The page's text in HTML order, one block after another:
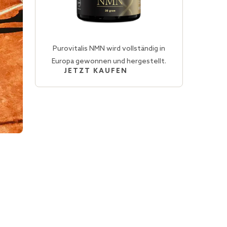
Purovitalis NMN wird vollständig in
Europa gewonnen und hergestellt.
JETZT KAUFEN